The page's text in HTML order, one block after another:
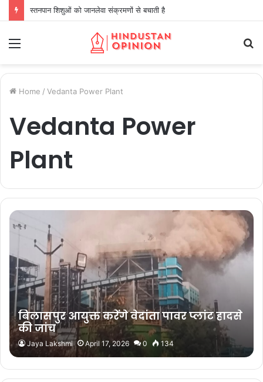
स्तनपान शिशुओं को जानलेवा संक्रमणों से बचाती है
Home / Vedanta Power Plant
Vedanta Power
Plant
बिलासपुर आयुक्त करेंगे वेदांता पावर प्लांट हादसे
की जांच
Jaya Lakshmi April 17, 2026 0 134